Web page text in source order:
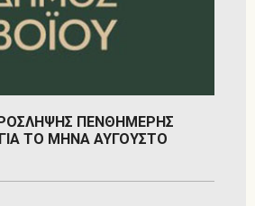
ΠΕΝΘΗΜΕΡΗΣ
ΤΟ ΜΗΝΑ ΑΥΓΟΥΣΤΟ